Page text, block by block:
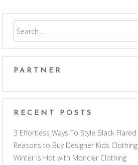
PARTNER
RECENT POSTS
3 Effortless Ways To Style Black Flared
Reasons to Buy Designer Kids
Winter is Hot with Moncler Clothing